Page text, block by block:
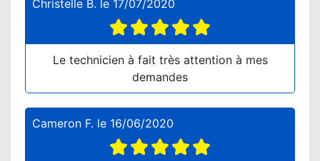
Christelle B. le 17/07/2020
Le technicien à fait très attention à mes
demandes
Cameron F. le 16/06/2020